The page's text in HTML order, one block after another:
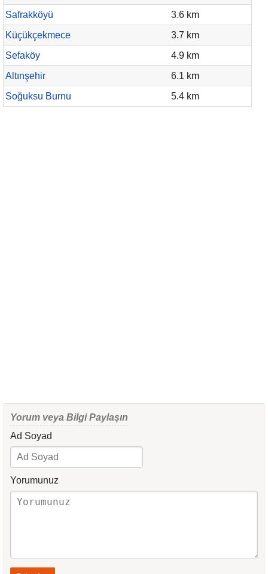
Safrakköyü
3.6 km
Küçükçekmece
3.7 km
Sefaköy
4.9 km
Altınşehir
6.1 km
Soğuksu Burnu
5.4 km
Yorum veya Bilgi Paylaşın
Ad Soyad
Yorumunuz